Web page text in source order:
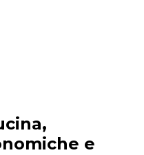
Esperienze
e